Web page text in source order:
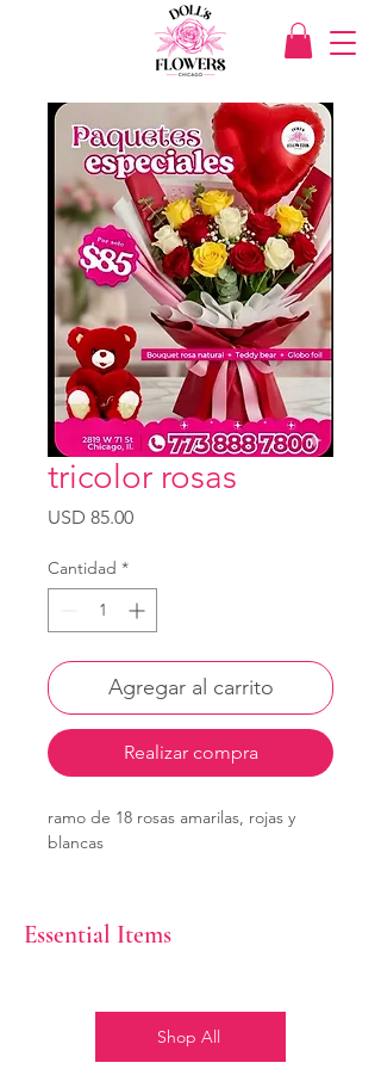
tricolor rosas
USD 85.00Precio
Cantidad *
Agregar al carrito
Realizar compra
ramo de 18 rosas amarilas, rojas y
blancas
Essential Items
Shop All